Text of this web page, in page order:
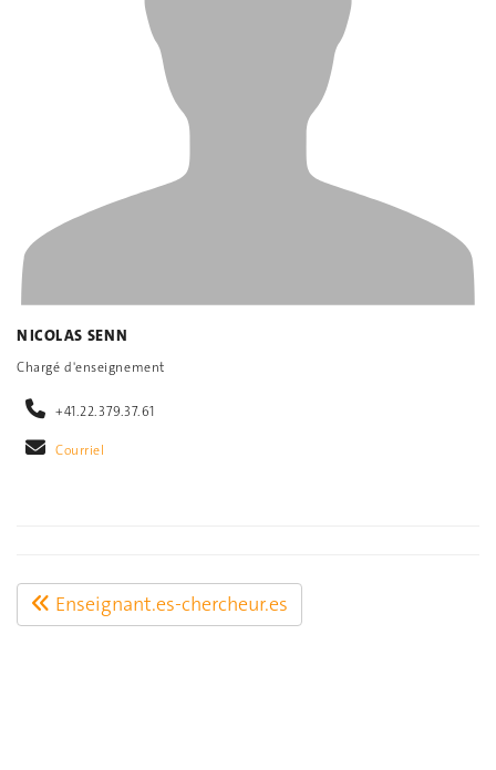
NICOLAS SENN
Chargé d'enseignement
+41.22.379.37.61
Courriel
Enseignant.es-chercheur.es